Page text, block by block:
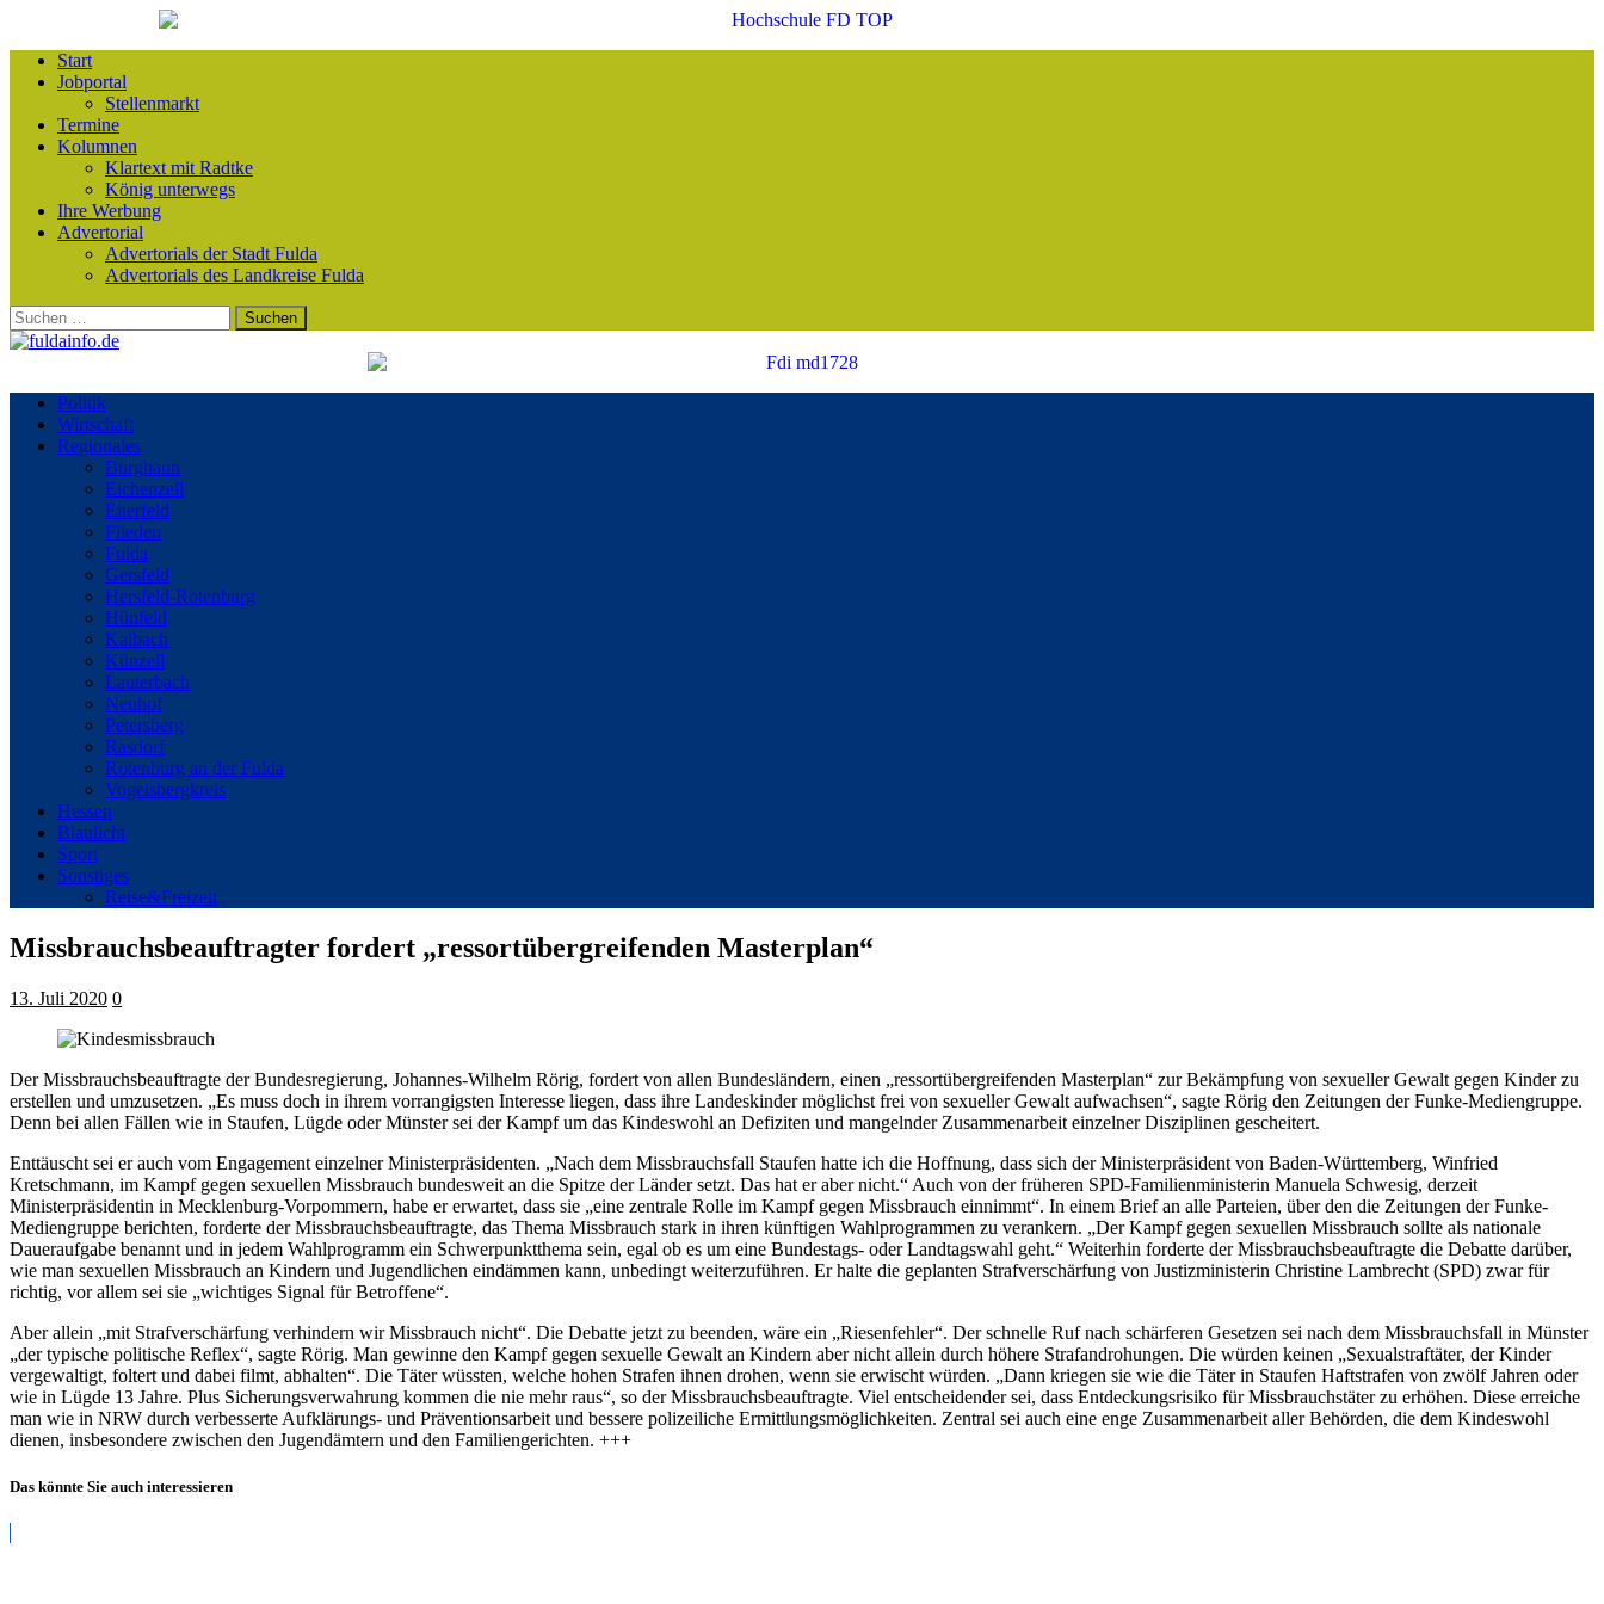
Start
Jobportal
Stellenmarkt
Termine
Kolumnen
Klartext mit Radtke
König unterwegs
Ihre Werbung
Advertorial
Advertorials der Stadt Fulda
Advertorials des Landkreise Fulda
Suchen
nach:
Politik
Wirtschaft
Regionales
Burghaun
Eichenzell
Eiterfeld
Flieden
Fulda
Gersfeld
Hersfeld-Rotenburg
Hünfeld
Kalbach
Künzell
Lauterbach
Neuhof
Petersberg
Rasdorf
Rotenburg an der Fulda
Vogelsbergkreis
Hessen
Blaulicht
Sport
Sonstiges
Reise&Freizeit
Missbrauchsbeauftragter fordert „ressortübergreifenden Masterplan“
13. Juli 2020 0
Der Missbrauchsbeauftragte der Bundesregierung, Johannes-Wilhelm Rörig, fordert von allen Bundesländern, einen „ressortübergreifenden Masterplan“ zur Bekämpfung von sexueller Gewalt gegen Kinder zu
erstellen und umzusetzen. „Es muss doch in ihrem vorrangigsten Interesse liegen, dass ihre Landeskinder möglichst frei von sexueller Gewalt aufwachsen“, sagte Rörig den Zeitungen der Funke-Mediengruppe.
Denn bei allen Fällen wie in Staufen, Lügde oder Münster sei der Kampf um das Kindeswohl an Defiziten und mangelnder Zusammenarbeit einzelner Disziplinen gescheitert.
Enttäuscht sei er auch vom Engagement einzelner Ministerpräsidenten. „Nach dem Missbrauchsfall Staufen hatte ich die Hoffnung, dass sich der Ministerpräsident von Baden-Württemberg, Winfried
Kretschmann, im Kampf gegen sexuellen Missbrauch bundesweit an die Spitze der Länder setzt. Das hat er aber nicht.“ Auch von der früheren SPD-Familienministerin Manuela Schwesig, derzeit
Ministerpräsidentin in Mecklenburg-Vorpommern, habe er erwartet, dass sie „eine zentrale Rolle im Kampf gegen Missbrauch einnimmt“. In einem Brief an alle Parteien, über den die Zeitungen der Funke-
Mediengruppe berichten, forderte der Missbrauchsbeauftragte, das Thema Missbrauch stark in ihren künftigen Wahlprogrammen zu verankern. „Der Kampf gegen sexuellen Missbrauch sollte als nationale
Daueraufgabe benannt und in jedem Wahlprogramm ein Schwerpunktthema sein, egal ob es um eine Bundestags- oder Landtagswahl geht.“ Weiterhin forderte der Missbrauchsbeauftragte die Debatte darüber,
wie man sexuellen Missbrauch an Kindern und Jugendlichen eindämmen kann, unbedingt weiterzuführen. Er halte die geplanten Strafverschärfung von Justizministerin Christine Lambrecht (SPD) zwar für
richtig, vor allem sei sie „wichtiges Signal für Betroffene“.
Aber allein „mit Strafverschärfung verhindern wir Missbrauch nicht“. Die Debatte jetzt zu beenden, wäre ein „Riesenfehler“. Der schnelle Ruf nach schärferen Gesetzen sei nach dem Missbrauchsfall in Münster
„der typische politische Reflex“, sagte Rörig. Man gewinne den Kampf gegen sexuelle Gewalt an Kindern aber nicht allein durch höhere Strafandrohungen. Die würden keinen „Sexualstraftäter, der Kinder
vergewaltigt, foltert und dabei filmt, abhalten“. Die Täter wüssten, welche hohen Strafen ihnen drohen, wenn sie erwischt würden. „Dann kriegen sie wie die Täter in Staufen Haftstrafen von zwölf Jahren oder
wie in Lügde 13 Jahre. Plus Sicherungsverwahrung kommen die nie mehr raus“, so der Missbrauchsbeauftragte. Viel entscheidender sei, dass Entdeckungsrisiko für Missbrauchstäter zu erhöhen. Diese erreiche
man wie in NRW durch verbesserte Aufklärungs- und Präventionsarbeit und bessere polizeiliche Ermittlungsmöglichkeiten. Zentral sei auch eine enge Zusammenarbeit aller Behörden, die dem Kindeswohl
dienen, insbesondere zwischen den Jugendämtern und den Familiengerichten. +++
Das könnte Sie auch interessieren